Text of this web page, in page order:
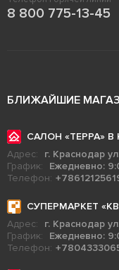
8 800 775-13-45
БЛИЖАЙШИЕ
САЛОН «ТЕРРА» В
Адрес:
г. Краснодар
График:
Ежедневно:
Телефон:
СУПЕРМАРКЕТ
Адрес:
г. Краснодар
График:
Ежедневно:
Телефон: